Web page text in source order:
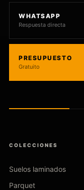
WHATSAPP
Respuesta directa
PRESUPUESTO
Gratuito
COLECCIONES
Suelos laminados
Parquet